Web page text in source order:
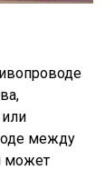
между
может